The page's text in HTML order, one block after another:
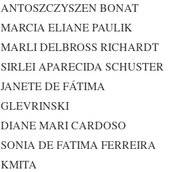
ANTOSZCZYSZEN BONAT
MARCIA ELIANE PAULIK
MARLI DELBROSS RICHARDT
SIRLEI APARECIDA SCHUSTER
JANETE DE FÁTIMA
GLEVRINSKI
DIANE MARI CARDOSO
SONIA DE FATIMA FERREIRA
KMITA